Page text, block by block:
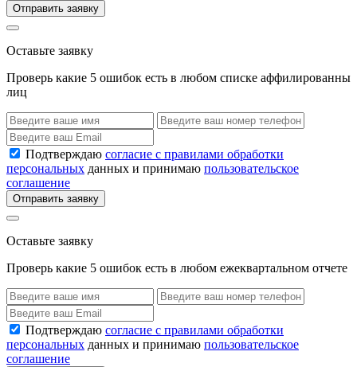
Отправить заявку
Оставьте заявку
Проверь какие 5 ошибок есть в любом списке аффилированны
лиц
Подтверждаю согласие с правилами обработки
персональных данных и принимаю пользовательское
соглашение
Отправить заявку
Оставьте заявку
Проверь какие 5 ошибок есть в любом ежеквартальном отчете
Подтверждаю согласие с правилами обработки
персональных данных и принимаю пользовательское
соглашение